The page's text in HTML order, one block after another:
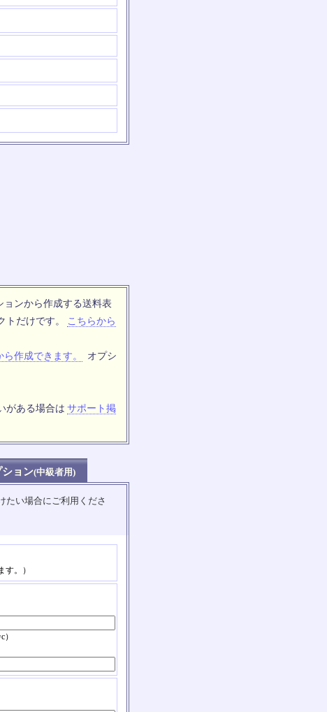
ョンから作成する送料表
だけです。
こちらから
ら作成できます。
オプシ
がある場合は サポート掲
ション(中級者用)
たい場合にご利用くださ
。）